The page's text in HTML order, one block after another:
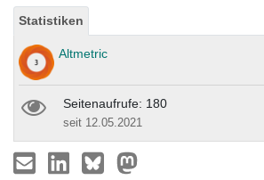
Statistiken
Altmetric
Seitenaufrufe: 180
seit 12.05.2021